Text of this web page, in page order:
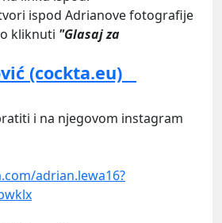
ispod Adrianove fotografije
kliknuti "Glasaj za
(cockta.eu)
i na njegovom instagram
adrian.lewa16?